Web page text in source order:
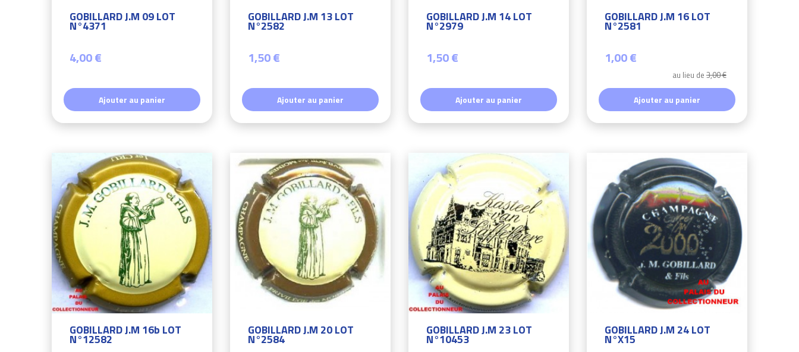
GOBILLARD J.M 09 LOT
N°4371
4,00 €
Ajouter au panier
GOBILLARD J.M 13 LOT
N°2582
1,50 €
Ajouter au panier
GOBILLARD J.M 14 LOT
N°2979
1,50 €
Ajouter au panier
GOBILLARD J.M 16 LOT
N°2581
1,00 €
au lieu de 3,00 €
Ajouter au panier
GOBILLARD J.M 16b LOT
N°12582
GOBILLARD J.M 20 LOT
N°2584
GOBILLARD J.M 23 LOT
N°10453
GOBILLARD J.M 24 LOT
N°X15